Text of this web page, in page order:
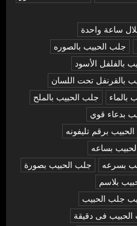
ساعة واحدة
جلب الحبيب بالصوره
بالفلفل الأسود
بالقرنفل تحت اللسان
بالماء
جلب الحبيب بالملح
بدعاء قوي
برقم تليفونه
بساعه
بسرعه
جلب الحبيب بصورة
بلاسم
جلب الحبيب
فى دقيقة